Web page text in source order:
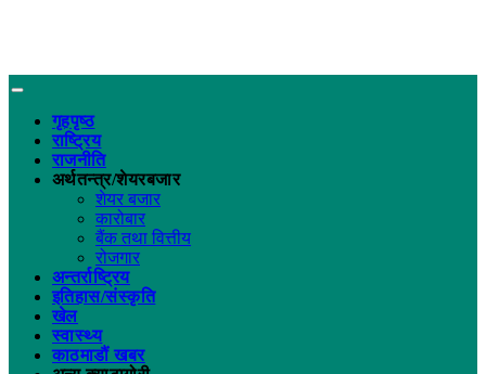
गृहपृष्ठ
राष्ट्रिय
राजनीति
अर्थतन्त्र/शेयरबजार
शेयर बजार
कारोबार
बैंक तथा वित्तीय
रोजगार
अन्तर्राष्ट्रिय
इतिहास/संस्कृति
खेल
स्वास्थ्य
काठमाडौं खबर